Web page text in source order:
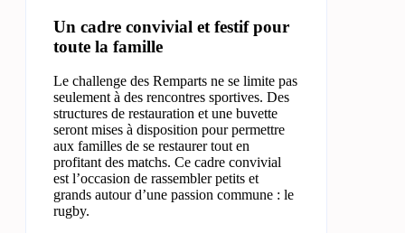
Un cadre convivial et festif pour
toute la famille
Le challenge des Remparts ne se limite pas
seulement à des rencontres sportives. Des
structures de restauration et une buvette
seront mises à disposition pour permettre
aux familles de se restaurer tout en
profitant des matchs. Ce cadre convivial
est l’occasion de rassembler petits et
grands autour d’une passion commune : le
rugby.